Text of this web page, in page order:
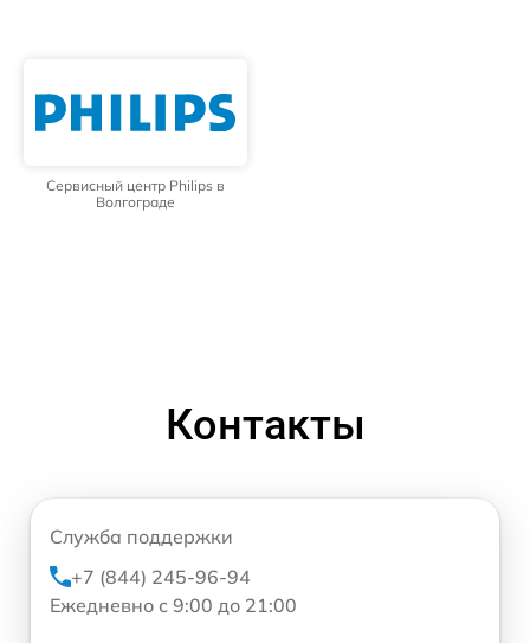
Сервисный центр Philips в
Волгограде
Контакты
Служба поддержки
+7 (844) 245-96-94
Ежедневно с 9:00 до 21:00